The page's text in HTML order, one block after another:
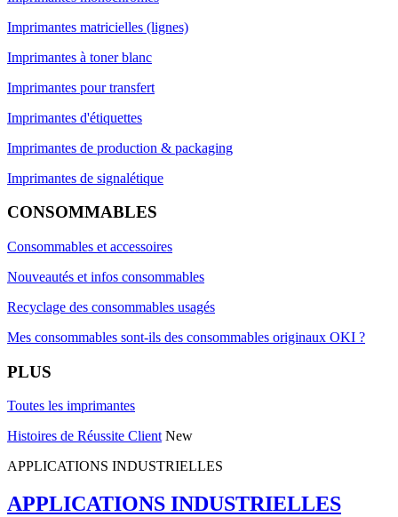
Imprimantes matricielles (lignes)
Imprimantes à toner blanc
Imprimantes pour transfert
Imprimantes d'étiquettes
Imprimantes de production & packaging
Imprimantes de signalétique
CONSOMMABLES
Consommables et accessoires
Nouveautés et infos consommables
Recyclage des consommables usagés
Mes consommables sont-ils des consommables originaux OKI ?
PLUS
Toutes les imprimantes
Histoires de Réussite Client New
APPLICATIONS INDUSTRIELLES
APPLICATIONS INDUSTRIELLES